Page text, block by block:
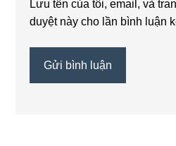
Lưu tên của tôi, email, và
duyệt này cho lần bình luận